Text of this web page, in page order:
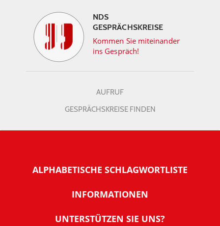
NDS
GESPRÄCHSKREISE
Kommen Sie miteinander
ins Gespräch!
AUFRUF
GESPRÄCHSKREISE FINDEN
ALPHABETISCHE SCHLAGWORTLISTE
INFORMATIONEN
Warum NachDenkSeiten
UNTERSTÜTZEN SIE UNS?